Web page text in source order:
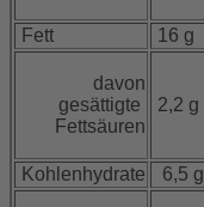
Fett 16 g
davon
gesättigte
Fettsäuren
2,2 g
Kohlenhydrate 6,5 g